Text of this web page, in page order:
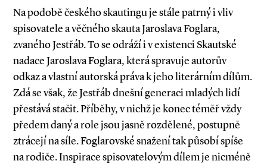
Na podobě českého skautingu je stále patrný i vliv
spisovatele a věčného skauta Jaroslava Foglara,
zvaného Jestřáb. To se odráží i v existenci Skautské
nadace Jaroslava Foglara, která spravuje autorův
odkaz a vlastní autorská práva k jeho literárním dílům.
Zdá se však, že Jestřáb dnešní generaci mladých lidí
přestává stačit. Příběhy, v nichž je konec téměř vždy
předem daný a role jsou jasně rozdělené, postupně
ztrácejí na síle. Foglarovské snažení tak působí spíše
na rodiče. Inspirace spisovatelovým dílem je nicméně